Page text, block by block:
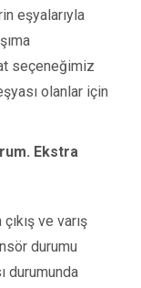
eşyalarıyla
seçeneğimiz
olanlar için
Ekstra
ve varış
durumu
durumunda